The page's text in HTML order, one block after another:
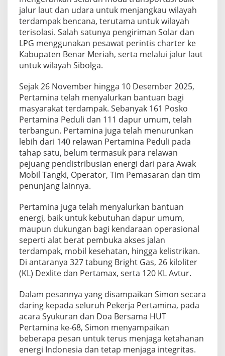
jalur laut dan udara untuk menjangkau wilayah
terdampak bencana, terutama untuk wilayah
terisolasi. Salah satunya pengiriman Solar dan
LPG menggunakan pesawat perintis charter ke
Kabupaten Benar Meriah, serta melalui jalur laut
untuk wilayah Sibolga.
Sejak 26 November hingga 10 Desember 2025,
Pertamina telah menyalurkan bantuan bagi
masyarakat terdampak. Sebanyak 161 Posko
Pertamina Peduli dan 111 dapur umum, telah
terbangun. Pertamina juga telah menurunkan
lebih dari 140 relawan Pertamina Peduli pada
tahap satu, belum termasuk para relawan
pejuang pendistribusian energi dari para Awak
Mobil Tangki, Operator, Tim Pemasaran dan tim
penunjang lainnya.
Pertamina juga telah menyalurkan bantuan
energi, baik untuk kebutuhan dapur umum,
maupun dukungan bagi kendaraan operasional
seperti alat berat pembuka akses jalan
terdampak, mobil kesehatan, hingga kelistrikan.
Di antaranya 327 tabung Bright Gas, 26 kiloliter
(KL) Dexlite dan Pertamax, serta 120 KL Avtur.
Dalam pesannya yang disampaikan Simon secara
daring kepada seluruh Pekerja Pertamina, pada
acara Syukuran dan Doa Bersama HUT
Pertamina ke-68, Simon menyampaikan
beberapa pesan untuk terus menjaga ketahanan
energi Indonesia dan tetap menjaga integritas.